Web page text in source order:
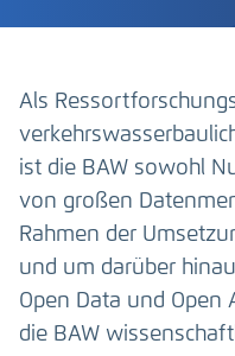
Als
ist die BAW sowohl
von großen
Rahmen der
und um darüber
Open Data und
die BAW